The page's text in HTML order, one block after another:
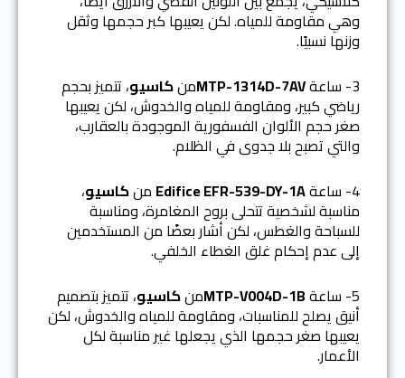
وهي مقاومة للمياه. لكن يعيبها كبر حجمها وثقل
وزنها نسبيًا.
3- ساعة
MTP-1314D-7AVمنكاسيو، تتميز بحجم
رياضي كبير، ومقاومة للمياه والخدوش، لكن يعيبها
صغر حجم الألوان الفسفورية الموجودة بالعقارب،
والتي تصبح بلا جدوى في الظلام.
4- ساعة
Edifice EFR-539-DY-1A منكاسيو،
مناسبة لشخصية تتحلى بروح المغامرة، ومناسبة
للسباحة والغطس، لكن أشار بعضًا من المستخدمين
إلى عدم إحكام غلق الغطاء الخلفي.
5- ساعة
MTP-V004D-1Bمنكاسيو، تتميز بتصميم
أنيق يصلح للمناسبات، ومقاومة للمياه والخدوش، لكن
يعيبها صغر حجمها الذي يجعلها غير مناسبة لكل
الأعمار.